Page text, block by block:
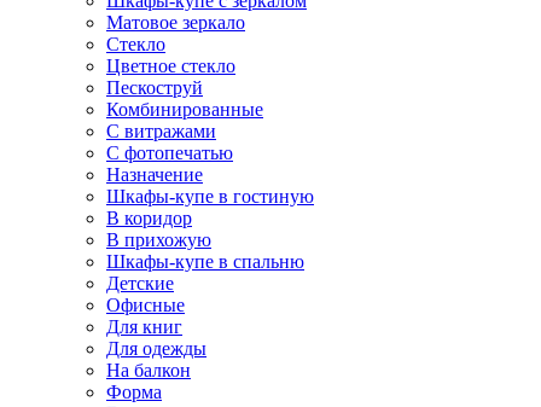
Матовое зеркало
Стекло
Цветное стекло
Пескоструй
Комбинированные
С витражами
С фотопечатью
Назначение
Шкафы-купе в гостиную
В коридор
В прихожую
Шкафы-купе в спальню
Детские
Офисные
Для книг
Для одежды
На балкон
Форма